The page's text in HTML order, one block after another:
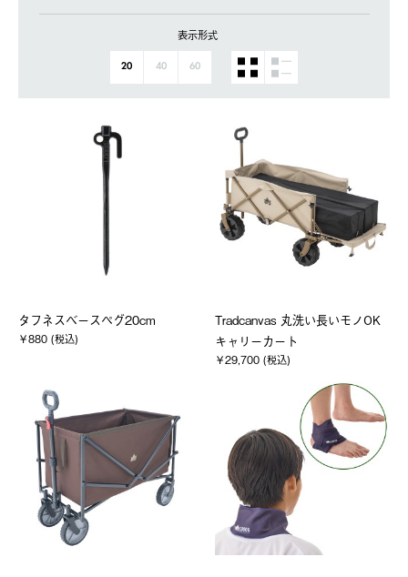
表示形式
20 40 60
タフネスベースペグ20cm
￥880 (税込)
Tradcanvas 丸洗い長いモノOK
キャリーカート
￥29,700 (税込)